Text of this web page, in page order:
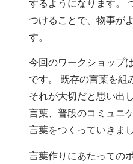
つけることで、物事が
す。
今回のワークショップ
です。
既存の言葉を組
それが大切だと思い出
言葉、普段のコミュニ
言葉をつくっていきまし
言葉作りにあたっての